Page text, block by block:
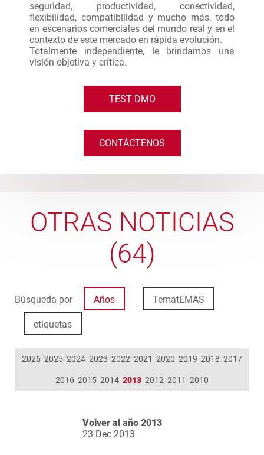
seguridad, productividad, conectividad,
flexibilidad, compatibilidad y mucho más, todo
en escenarios comerciales del mundo real y en el
contexto de este mercado en rápida evolución.
Totalmente independiente, le brindamos una
visión objetiva y crítica.
TEST DMO
CONTÁCTENOS
OTRAS NOTICIAS
(64)
Búsqueda por Años TematEMAS
etiquetas
2026 2025 2024 2023 2022 2021 2020 2019 2018 2017
2016 2015 2014 2013 2012 2011 2010
Volver al año 2013
23 Dec 2013